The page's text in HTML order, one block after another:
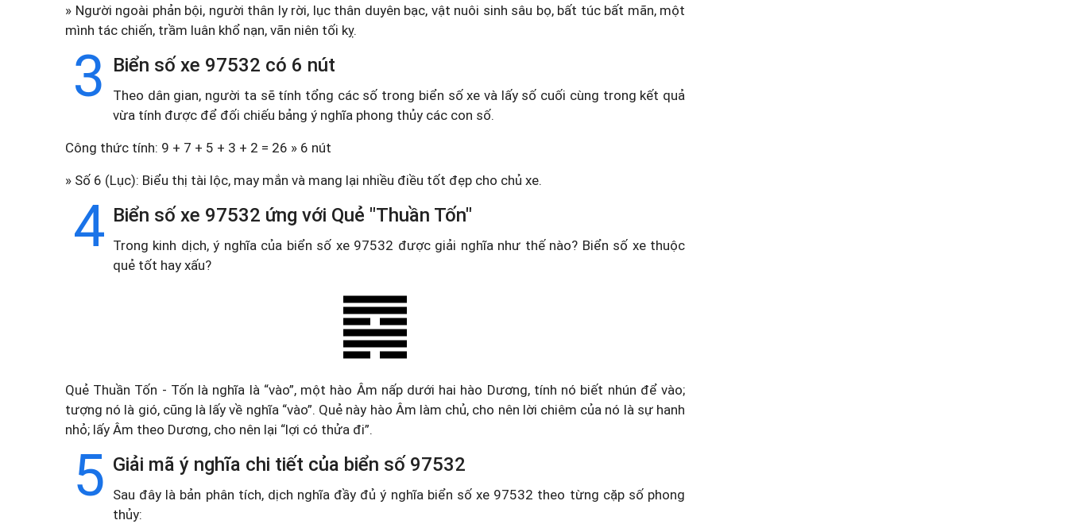
» Người ngoài phản bội, người thân ly rời, lục thân duyên bạc, vật nuôi sinh sâu bọ, bất túc bất mãn, một
mình tác chiến, trầm luân khổ nạn, vãn niên tối kỵ.
3 Biển số xe 97532 có 6 nút
Theo dân gian, người ta sẽ tính tổng các số trong biển số xe và lấy số cuối cùng trong kết quả
vừa tính được để đối chiếu bảng ý nghĩa phong thủy các con số.
Công thức tính: 9 + 7 + 5 + 3 + 2 = 26 » 6 nút
» Số 6 (Lục): Biểu thị tài lộc, may mắn và mang lại nhiều điều tốt đẹp cho chủ xe.
4 Biển số xe 97532 ứng với Quẻ "Thuần Tốn"
Trong kinh dịch, ý nghĩa của biển số xe 97532 được giải nghĩa như thế nào? Biển số xe thuộc
quẻ tốt hay xấu?
Quẻ Thuần Tốn - Tốn là nghĩa là “vào”, một hào Âm nấp dưới hai hào Dương, tính nó biết nhún để vào;
tượng nó là gió, cũng là lấy về nghĩa “vào”. Quẻ này hào Âm làm chủ, cho nên lời chiêm của nó là sự hanh
nhỏ; lấy Âm theo Dương, cho nên lại “lợi có thửa đi”.
5 Giải mã ý nghĩa chi tiết của biển số 97532
Sau đây là bản phân tích, dịch nghĩa đầy đủ ý nghĩa biển số xe 97532 theo từng cặp số phong
thủy: